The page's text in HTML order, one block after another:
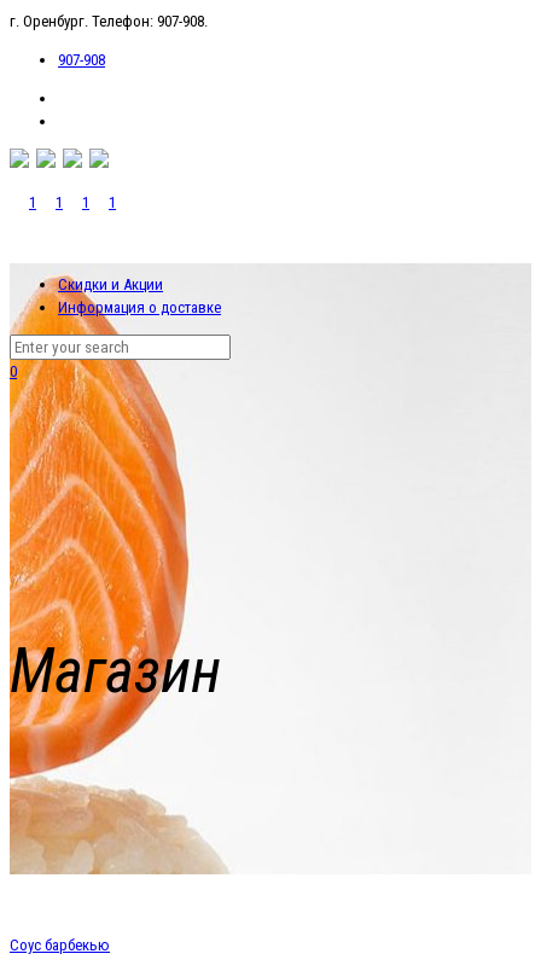
г. Оренбург. Телефон: 907-908.
907-908
Скидки и Акции
Информация о доставке
0
Магазин
Соус барбекью